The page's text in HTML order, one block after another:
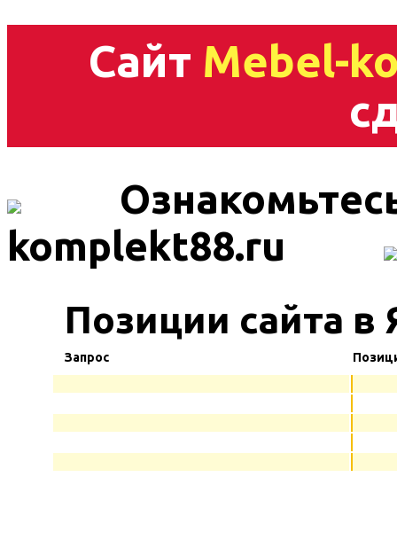
Сайт Mebel-
komplekt88.ru
Позиции сайта в
Запрос